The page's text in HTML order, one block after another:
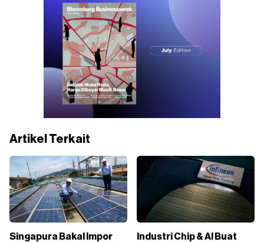
Artikel Terkait
Singapura Bakal Impor
Industri Chip & AI Buat